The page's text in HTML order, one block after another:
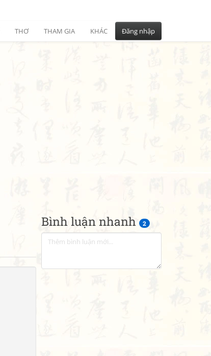
THƠ THAM GIA KHÁC Đăng nhập
Bình luận nhanh 2